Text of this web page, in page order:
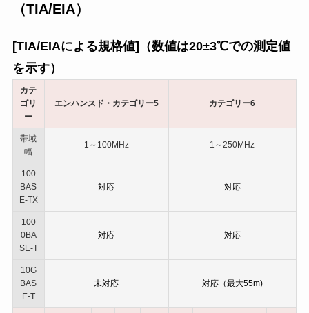
（TIA/EIA）
[TIA/EIAによる規格値]（数値は20±3℃での測定値
を示す）
カテ
ゴリ
ー
エンハンスド・カテゴリー5 カテゴリー6
帯域
幅
1～100MHz 1～250MHz
100
BAS
E-TX
対応 対応
100
0BA
SE-T
対応 対応
10G
BAS
E-T
未対応 対応（最大55m)